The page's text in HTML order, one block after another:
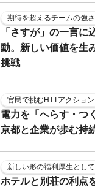
期待を超えるチームの強さ
「さすが」の一言に
動。新しい価値を生
挑戦
官民で挑むHTTアクション
電力を「へらす・つ
京都と企業が歩む持
新しい形の福利厚生とし
ホテルと別荘の利点